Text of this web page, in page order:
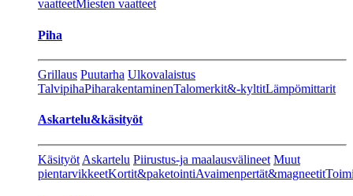
vaatteetMiesten vaatteet
Piha
Grillaus Puutarha Ulkovalaistus
TalvipihaPiharakentaminenTalomerkit&-kyltitLämpömittarit
Askartelu&käsityöt
Käsityöt Askartelu Piirustus-ja maalausvälineet Muut
pientarvikkeetKortit&paketointiAvaimenpertät&magneetit